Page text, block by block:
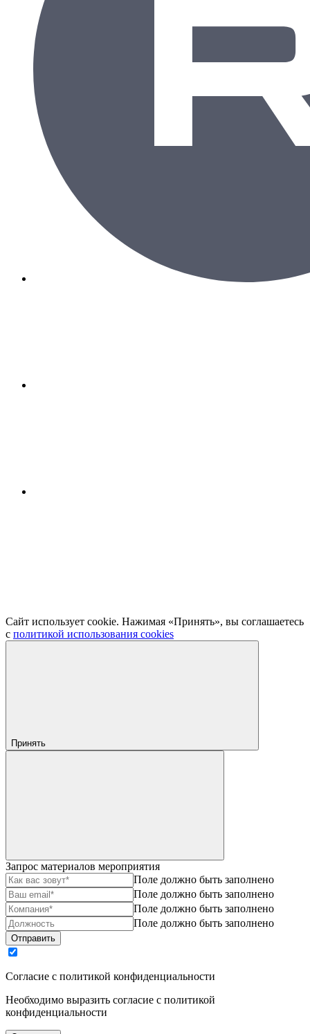
Сайт использует cookie. Нажимая «Принять», вы соглашаетесь
с политикой использования cookies
Принять
Запрос материалов мероприятия
Поле должно быть заполнено
Поле должно быть заполнено
Поле должно быть заполнено
Поле должно быть заполнено
Отправить
Согласие с политикой конфиденциальности
Необходимо выразить согласие с политикой
конфиденциальности